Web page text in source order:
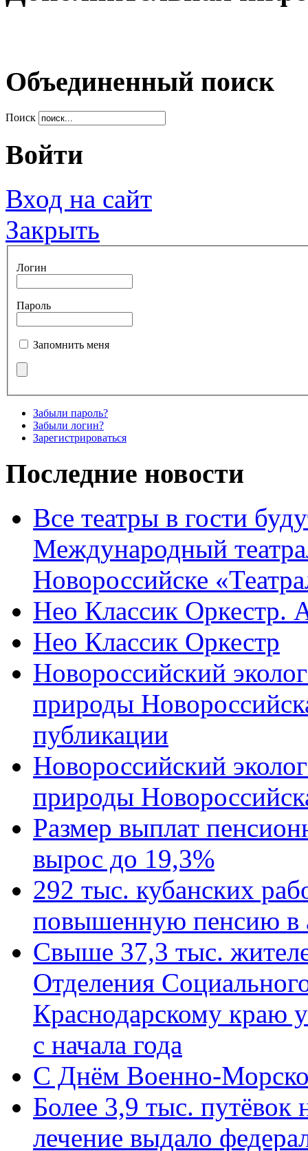
Объединенный поиск
Поиск
Войти
Вход на сайт
Закрыть
Логин
Пароль
Запомнить меня
Забыли пароль?
Забыли логин?
Зарегистрироваться
Последние новости
Все театры в гости
Международный
Новороссийске
Нео Классик Оркестр.
Нео Классик Оркестр
Новороссийский
природы
публикации
Новороссийский
природы
Размер выплат
вырос до 19,3%
292 тыс. кубанских
повышенную пенсию в
Свыше 37,3 тыс.
Отделения
Краснодарскому краю
с начала года
C Днём Военно-
Более 3,9 тыс. путёвок
лечение выдало